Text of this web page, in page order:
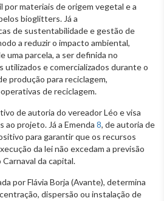
materiais de origem vegetal e a
bioglitters. Já a
de sustentabilidade e gestão de
a reduzir o impacto ambiental,
uma parcela, a ser definida no
utilizados e comercializados durante o
produção para reciclagem,
de reciclagem.
de autoria do vereador Léo e visa
projeto. Já a Emenda 8, de autoria de
para garantir que os recursos
da lei não excedam a previsão
da capital.
por Flávia Borja (Avante), determina
dispersão ou instalação de